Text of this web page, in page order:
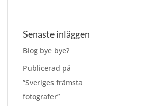
Senaste inläggen
Blog bye bye?
Publicerad på
”Sveriges främsta
fotografer”